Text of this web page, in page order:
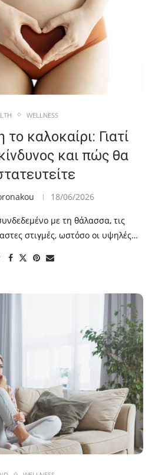
WELLNESS
καλοκαίρι: Γιατί
και πώς θα
18/06/2026
με τη θάλασσα, τις
στιγμές, ωστόσο οι υψηλές…